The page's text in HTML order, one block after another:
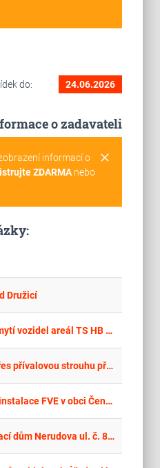
do: 24.06.2026
o zadavateli
clear
informací o
ZDARMAnebo
Družicí
Rekonstrukce prostoru mytí vozidel areál TS HB U Cihláře, Havlíčkův Brod
I/6 most ev. č. 6J-007, přes přívalovou strouhu před obcí Pavlov – celková oprava
Rekonstrukce střechy a instalace FVE v obci Čenkov
KŘP Jčk - IROP - Parkovací dům Nerudova ul. č. 860, České Budějovice